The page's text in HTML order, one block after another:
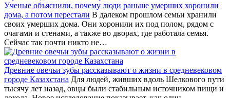
Ученые объяснили, почему люди раньше умерших хоронили
дома, а потом перестали В далеком прошлом семьи хранили
своих умерших дома. Они хоронили их под полом, рядом с
очагами и стенами, а также во дворах, где работала семья.
Сейчас так почти никто не…
Древние овечьи зубы рассказывают о жизни в средневековом
городе Казахстана Для людей, живших вдоль Шелкового пути
тысячу лет назад, овцы были стабильным источником пищи и